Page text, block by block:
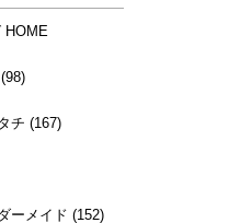
HOME
チ (167)
ーメイド (152)